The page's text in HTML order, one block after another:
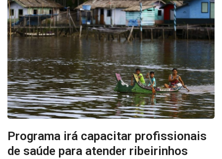
Programa irá capacitar profissionais
de saúde para atender ribeirinhos